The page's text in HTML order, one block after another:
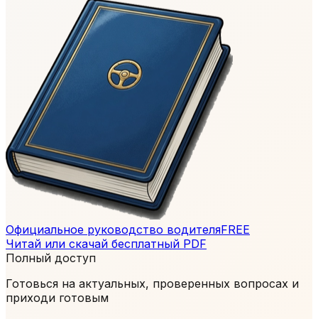
Официальное руководство водителяFREE
Читай или скачай бесплатный PDF
Полный доступ
Готовься на актуальных, проверенных вопросах и
приходи готовым